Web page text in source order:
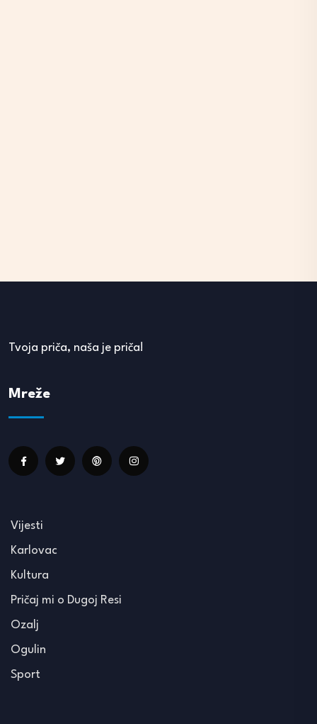
Tvoja priča, naša je priča!
Mreže
Vijesti
Karlovac
Kultura
Pričaj mi o Dugoj Resi
Ozalj
Ogulin
Sport